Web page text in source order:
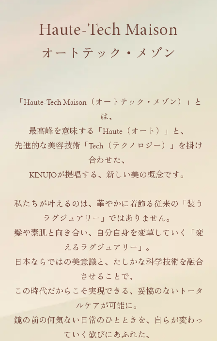
Haute-Tech Maison
オートテック・メゾン
「Haute-Tech Maison（オートテック・メゾン）」と
は、
最高峰を意味する「Haute（オート）」と、
先進的な美容技術「Tech（テクノロジー）」を掛け
合わせた、
KINUJOが提唱する、新しい美の概念です。
私たちが叶えるのは、華やかに着飾る従来の「装う
ラグジュアリー」ではありません。
髪や素肌と向き合い、自分自身を変革していく「変
えるラグジュアリー」。
日本ならではの美意識と、たしかな科学技術を融合
させることで、
この時代だからこそ実現できる、妥協のないトータ
ルケアが可能に。
鏡の前の何気ない日常のひとときを、自らが変わっ
ていく歓びにあふれた、